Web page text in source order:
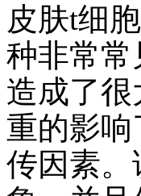
皮肤t细
种非常
造成了很
重的影
传因素